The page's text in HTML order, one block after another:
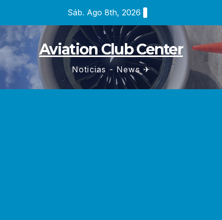
contenido
Sáb. Ago 8th, 2026
Aviation Club Center
Noticias - News ✈